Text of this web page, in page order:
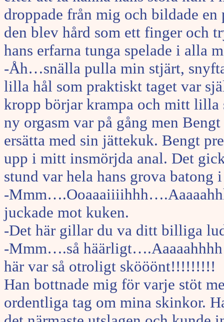
droppade från mig och bildade en
den blev hård som ett finger och
hans erfarna tunga spelade i
-Åh…snälla pulla min stjärt,
lilla hål som praktiskt taget var
kropp börjar krampa och mitt
ny orgasm var på gång men
ersätta med sin jättekuk. Bengt
upp i mitt insmörjda anal. Det
stund var hela hans grova batong
-
juckade mot kuken.
-Det här gillar du va ditt billiga
-Mmm….så
här var så otroligt skööönt!!!!!!!!!
Han bottnade mig för varje stöt
ordentliga tag om mina skinkor.